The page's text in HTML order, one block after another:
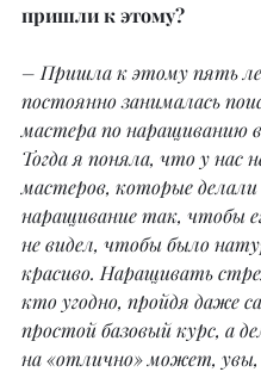
пришли к этому?
– Пришла к этому пять
постоянно занималась
мастера по наращиванию
Тогда я поняла, что у нас
мастеров, которые
наращивание так, чтобы
не видел, чтобы было
красиво. Наращивать
кто угодно, пройдя даже
простой базовый курс, а
на «отлично» может, увы,